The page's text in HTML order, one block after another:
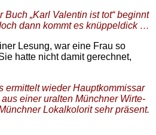
Buch „Karl Valentin ist tot“ beginnt
dann kommt es knüppeldick …
Lesung, war eine Frau so
hatte nicht damit gerechnet,
ermittelt wieder Hauptkommissar
einer uralten Münchner Wirte-
Lokalkolorit sehr präsent.